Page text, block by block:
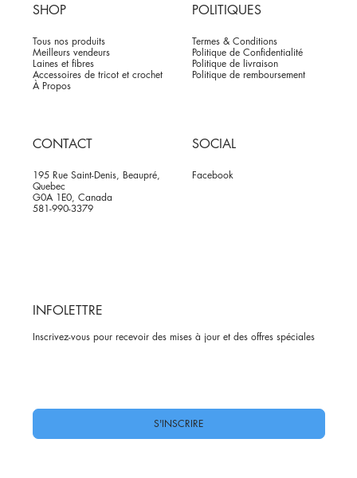
SHOP
Tous nos produits
Meilleurs vendeurs
Laines et fibres
Accessoires de tricot et crochet
À Propos
POLITIQUES
Termes & Conditions
Politique de Confidentialité
Politique de livraison
Politique de remboursement
CONTACT
195 Rue Saint-Denis, Beaupré,
Quebec
G0A 1E0, Canada
581-990-3379
SOCIAL
Facebook
INFOLETTRE
Inscrivez-vous pour recevoir des mises à jour et des offres spéciales
S'INSCRIRE